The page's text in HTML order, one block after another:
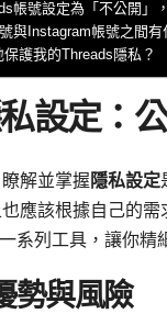
帳號設定為「不公開」
與Instagram帳號之間有
護我的Threads隱私？
設定：
解並掌握 隱私設定
應該根據自己的需
系列工具，讓你精
勢與風險